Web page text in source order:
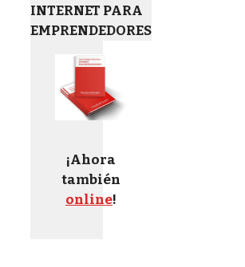
INTERNET PARA
EMPRENDEDORES
¡Ahora
también
online!